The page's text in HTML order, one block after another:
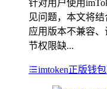
针对用户使用
见问题，本文将
应用版本不兼容
节权限缺...
imtoken正版钱